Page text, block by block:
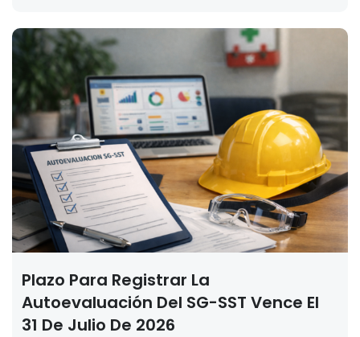
Plazo Para Registrar La
Autoevaluación Del SG-SST Vence El
31 De Julio De 2026